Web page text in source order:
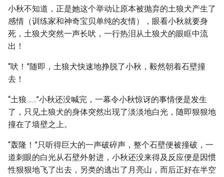
小秋不知道，正是她这个举动让原本被抛弃的土狼犬产生了
感情（训练家和神奇宝贝单纯的友情），眼看小秋就要身
死，土狼犬突然一声长吠，一行热泪从土狼犬的眼眶中流
出！
“吠！”随即，土狼犬快速地挣脱了小秋，毅然朝着石壁撞
去！
“土狼……”小秋还没喊完，一幕令小秋惊讶的事情便是发生
了，只见土狼犬的身体突然出现了淡淡地白光，随即狠狠地
撞在了墙壁之上。
“轰隆！”只听得巨大的一声破碎声，整个石壁便被撞破，一
道刺眼的白光从石壁外射进，小秋还没来得及反应便是因惯
性狠狠地飞了出去，另类的逃出了月亮山，而后正好在半空